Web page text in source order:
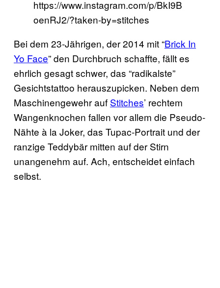
https://www.instagram.com/p/BkI9B
oenRJ2/?taken-by=stitches
Bei dem 23-Jährigen, der 2014 mit “Brick In
Yo Face” den Durchbruch schaffte, fällt es
ehrlich gesagt schwer, das “radikalste”
Gesichtstattoo herauszupicken. Neben dem
Maschinengewehr auf Stitches’ rechtem
Wangenknochen fallen vor allem die Pseudo-
Nähte à la Joker, das Tupac-Portrait und der
ranzige Teddybär mitten auf der Stirn
unangenehm auf. Ach, entscheidet einfach
selbst.